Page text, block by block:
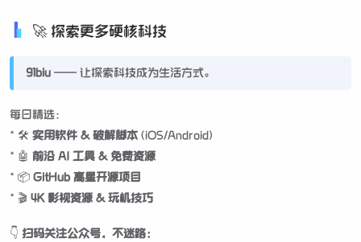
🚀 探索更多硬核科技
91biu —— 让探索科技成为生活方式。
每日精选：
* 🛠️ 实用软件 & 破解脚本 (iOS/Android)
* 🤖 前沿 AI 工具 & 免费资源
* 📦 GitHub 高星开源项目
* 🎬 4K 影视资源 & 玩机技巧
👇 扫码关注公众号，不迷路：